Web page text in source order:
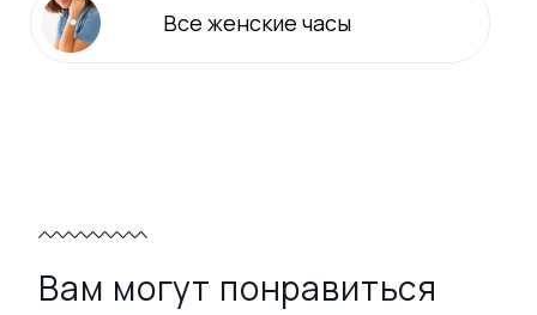
Все женские часы
Вам могут понравиться